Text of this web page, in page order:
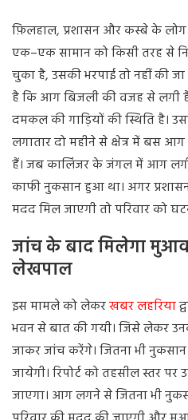
फ़िलहाल,प्रशासनऔरकस्बेकेलोग
एक–एकसामानकोकिसीतरहसे
चुकाहै,उसकीभरपाईतोनहींकीजा
हैकिआगबिजलीकीवजहसेलगी
दमकलकीगाड़ियोंकीस्थितिहै।
लगातारदोमहीनेसेक्षेत्रमेंबसआग
हैं।जबकालिंजरकेजंगलमेंआग
काफीनुकसानहुआथा। अगर
मददमिलजाएगीतोपरिवारको
जांच के बाद मिलेगा
लेखपाल
इसमामलेकोलेकरखबरलहरिया
भवनसेबातकीगयी।जिसेलेकर
जाकरजांचकरेंगे।जितनाभीनुकसान
जायेगी।रिपोर्टकोतहसीलस्तरपर
जाएगा। आगलगनेसेजितनाभी